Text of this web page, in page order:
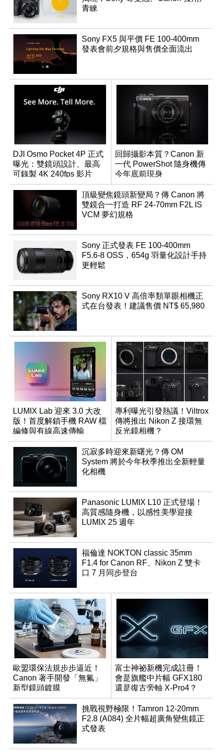
青睞
Sony FX5 與平價 FE 100-400mm
發表會前夕規格與售價全面流出
DJI Osmo Pocket 4P 正式
曝光：雙鏡頭設計、最高
可錄製 4K 240fps 影片
回歸攝影本質？Canon 新
一代 PowerShot 隨身機傳
今年底前現身
頂級變焦鏡頭新變局？傳 Canon 將
雙鏡合一打造 RF 24-70mm F2L IS
VCM 夢幻規格
Sony 正式發表 FE 100-400mm
F5.6-8 OSS，654g 羽量化設計手持
更輕鬆
Sony RX10 V 高倍率類單眼相機正
式在台發表！建議售價 NT$ 65,980
LUMIX Lab 迎來 3.0 大改
版！首度解鎖手機 RAW 檔
編修與有線高速傳輸
專利曝光引發熱議！Viltrox
傳將推出 Nikon Z 接環無
反光鏡相機？
沉寂多時迎來新曙光？傳 OM
System 將於今年秋季推出全新輕量
化相機
Panasonic LUMIX L10 正式登場！
高質感隨身機，以感性美學迎接
LUMIX 25 週年
福倫達 NOKTON classic 35mm
F1.4 for Canon RF、Nikon Z 雙卡
口 7 月同步登台
歐盟環保法規步步逼近！
Canon 著手開發「無氟」
新型鏡頭鍍膜
富士神祕新機完成註冊！
會是旗艦中片幅 GFX180
還是復古旁軸 X-Pro4？
挑戰視野極限！Tamron 12-20mm
F2.8 (A084) 全片幅超廣角變焦鏡正
式發表